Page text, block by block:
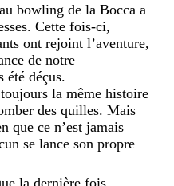
bowling de la Bocca a
Cette fois-ci,
ont rejoint l’aventure,
de notre
été déçus.
la même histoire
des quilles. Mais
que ce n’est jamais
se lance son propre
la dernière fois,